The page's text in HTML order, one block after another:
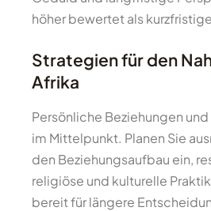
höher bewertet als
Strategien für den
Afrika
Persönliche Beziehungen und
im Mittelpunkt. Planen Sie
den Beziehungsaufbau ein,
religiöse und kulturelle
bereit für längere